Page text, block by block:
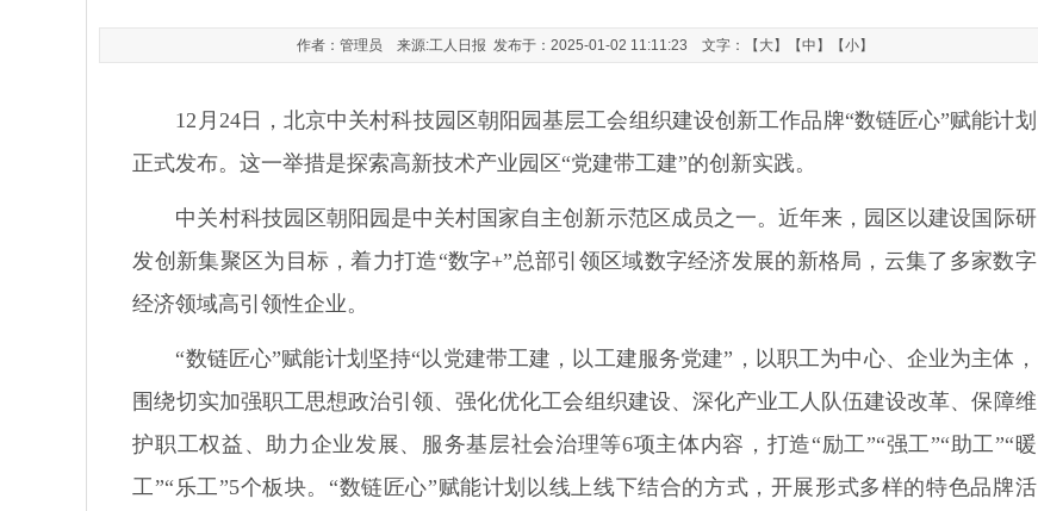
作者：管理员 来源:工人日报 发布于：2025-01-02 11:11:23 文字：【 大】【中 】【小】
12月24日，北京中关村科技园区朝阳园基层工会组织建设创新工作品牌“数链匠心”赋能计划
正式发布。这一举措是探索高新技术产业园区“党建带工建”的创新实践。
中关村科技园区朝阳园是中关村国家自主创新示范区成员之一。近年来，园区以建设国际研
发创新集聚区为目标，着力打造“数字+”总部引领区域数字经济发展的新格局，云集了多家数字
经济领域高引领性企业。
“数链匠心”赋能计划坚持“以党建带工建，以工建服务党建”，以职工为中心、企业为主体，
围绕切实加强职工思想政治引领、强化优化工会组织建设、深化产业工人队伍建设改革、保障维
护职工权益、助力企业发展、服务基层社会治理等6项主体内容，打造“励工”“强工”“助工”“暖
工”“乐工”5个板块。“数链匠心”赋能计划以线上线下结合的方式，开展形式多样的特色品牌活